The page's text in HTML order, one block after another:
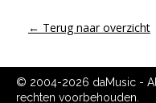
← Terug naar overzicht
© 2004-2026 daMusic -
rechten voorbehouden.